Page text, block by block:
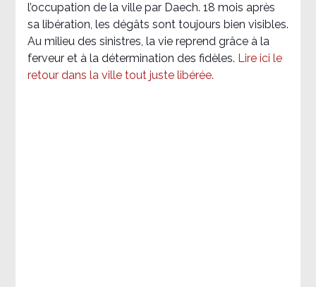
l’occupation de la ville par Daech. 18 mois après
sa libération, les dégâts sont toujours bien visibles.
Au milieu des sinistres, la vie reprend grâce à la
ferveur et à la détermination des fidèles. Lire ici le
retour dans la ville tout juste libérée.